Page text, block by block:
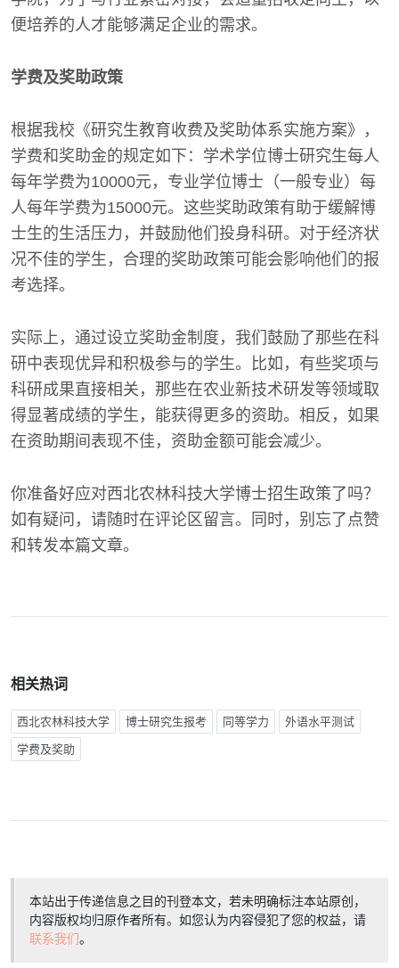
便培养的人才能够满足企业的需求。
学费及奖助政策
根据我校《研究生教育收费及奖助体系实施方案》，
学费和奖助金的规定如下：学术学位博士研究生每人
每年学费为10000元，专业学位博士（一般专业）每
人每年学费为15000元。这些奖助政策有助于缓解博
士生的生活压力，并鼓励他们投身科研。对于经济状
况不佳的学生，合理的奖助政策可能会影响他们的报
考选择。
实际上，通过设立奖助金制度，我们鼓励了那些在科
研中表现优异和积极参与的学生。比如，有些奖项与
科研成果直接相关，那些在农业新技术研发等领域取
得显著成绩的学生，能获得更多的资助。相反，如果
在资助期间表现不佳，资助金额可能会减少。
你准备好应对西北农林科技大学博士招生政策了吗？
如有疑问，请随时在评论区留言。同时，别忘了点赞
和转发本篇文章。
相关热词
西北农林科技大学 博士研究生报考 同等学力 外语水平测试
学费及奖助
本站出于传递信息之目的刊登本文，若未明确标注本站原创，
内容版权均归原作者所有。如您认为内容侵犯了您的权益，请
联系我们。